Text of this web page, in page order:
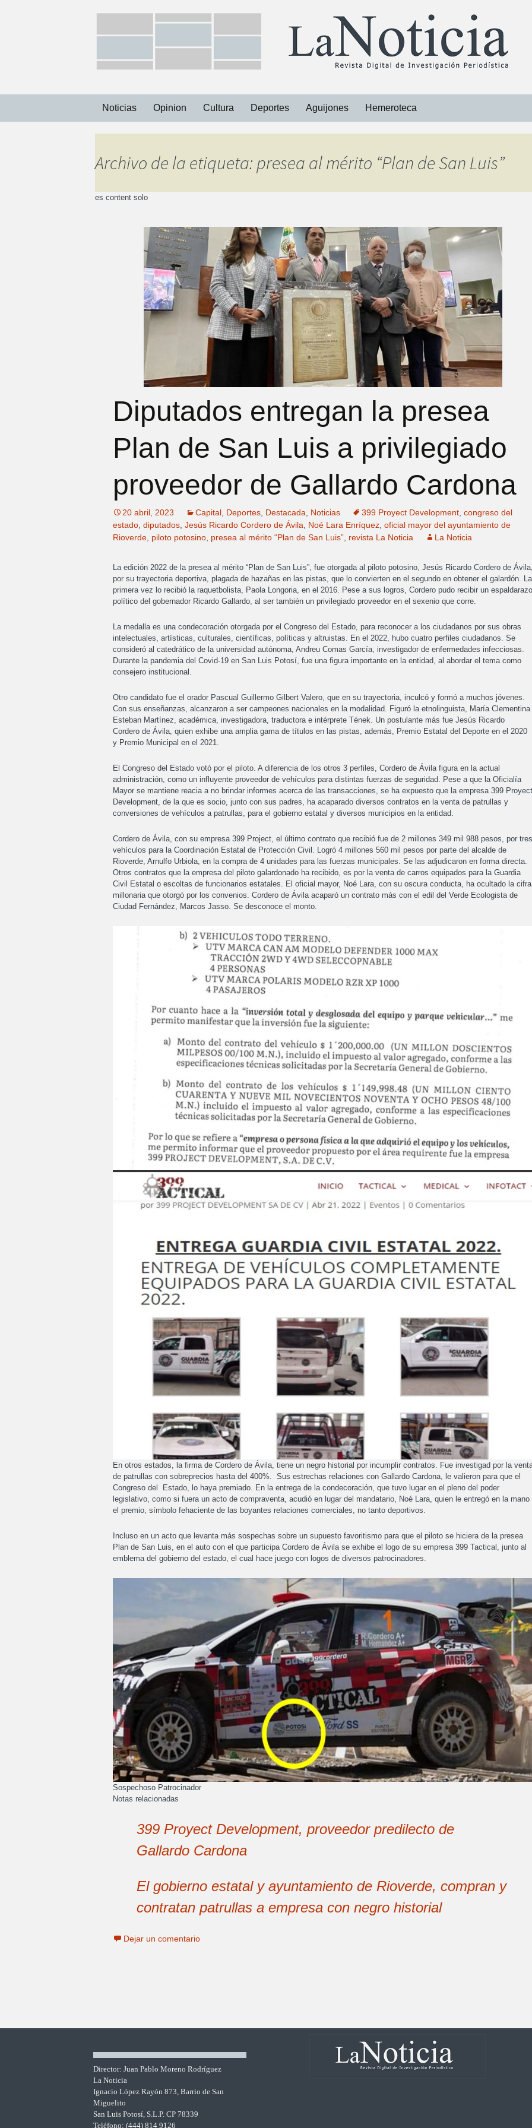
Noticias
Capital
Municipios
Opinion Cultura Deportes Aguijones Hemeroteca
Libros
Revistas
Archivo de la etiqueta: presea al mérito “Plan de San Luis”
es content solo
Diputados entregan la presea
Plan de San Luis a privilegiado
proveedor de Gallardo Cardona
20 abril, 2023 Capital Deportes Destacada Noticias 399 Proyect Development congreso del
estado diputados Jesús Ricardo Cordero de Ávila Noé Lara Enríquez oficial mayor del ayuntamiento de
Rioverde piloto potosino presea al mérito “Plan de San Luis” revista La Noticia La Noticia
La edición 2022 de la presea al mérito “Plan de San Luis”, fue otorgada al piloto potosino, Jesús Ricardo Cordero de
por su trayectoria deportiva, plagada de hazañas en las pistas, que lo convierten en el segundo en obtener el galardón. La
primera vez lo recibió la raquetbolista, Paola Longoria, en el 2016. Pese a sus logros, Cordero pudo recibir un espaldarazo
político del gobernador Ricardo Gallardo, al ser también un privilegiado proveedor en el sexenio que corre.
La medalla es una condecoración otorgada por el Congreso del Estado, para reconocer a los ciudadanos por sus obras
intelectuales, artísticas, culturales, científicas, políticas y altruistas. En el 2022, hubo cuatro perfiles ciudadanos. Se
consideró al catedrático de la universidad autónoma, Andreu Comas García, investigador de enfermedades infecciosas.
Durante la pandemia del Covid-19 en San Luis Potosí, fue una figura importante en la entidad, al abordar el tema como
consejero institucional.
Otro candidato fue el orador Pascual Guillermo Gilbert Valero, que en su trayectoria, inculcó y formó a muchos jóvenes.
Con sus enseñanzas, alcanzaron a ser campeones nacionales en la modalidad. Figuró la etnolinguista, María Clementina
Esteban Martínez, académica, investigadora, traductora e intérprete Tének. Un postulante más fue Jesús Ricardo
Cordero de Ávila, quien exhibe una amplia gama de títulos en las pistas, además, Premio Estatal del Deporte en el 2020
y Premio Municipal en el 2021.
El Congreso del Estado votó por el piloto. A diferencia de los otros 3 perfiles, Cordero de Ávila figura en la actual
administración, como un influyente proveedor de vehículos para distintas fuerzas de seguridad. Pese a que la Oficialía
Mayor se mantiene reacia a no brindar informes acerca de las transacciones, se ha expuesto que la empresa 399 Proyect
Development, de la que es socio, junto con sus padres, ha acaparado diversos contratos en la venta de patrullas y
conversiones de vehículos a patrullas, para el gobierno estatal y diversos municipios en la entidad.
Cordero de Ávila, con su empresa 399 Project, el último contrato que recibió fue de 2 millones 349 mil 988 pesos, por tres
vehículos para la Coordinación Estatal de Protección Civil. Logró 4 millones 560 mil pesos por parte del alcalde de
Rioverde, Arnulfo Urbiola, en la compra de 4 unidades para las fuerzas municipales. Se las adjudicaron en forma directa.
Otros contratos que la empresa del piloto galardonado ha recibido, es por la venta de carros equipados para la Guardia
Civil Estatal o escoltas de funcionarios estatales. El oficial mayor, Noé Lara, con su oscura conducta, ha ocultado la cifra
millonaria que otorgó por los convenios. Cordero de Ávila acaparó un contrato más con el edil del Verde Ecologista de
Ciudad Fernández, Marcos Jasso. Se desconoce el monto.
En otros estados, la firma de Cordero de Ávila, tiene un negro historial por incumplir contratos. Fue investigad por la
de patrullas con sobreprecios hasta del 400%. Sus estrechas relaciones con Gallardo Cardona, le valieron para que el
Congreso del Estado, lo haya premiado. En la entrega de la condecoración, que tuvo lugar en el pleno del poder
legislativo, como si fuera un acto de compraventa, acudió en lugar del mandatario, Noé Lara, quien le entregó en la mano
el premio, símbolo fehaciente de las boyantes relaciones comerciales, no tanto deportivos.
Incluso en un acto que levanta más sospechas sobre un supuesto favoritismo para que el piloto se hiciera de la presea
Plan de San Luis, en el auto con el que participa Cordero de Ávila se exhibe el logo de su empresa 399 Tactical, junto al
emblema del gobierno del estado, el cual hace juego con logos de diversos patrocinadores.
Sospechoso Patrocinador
Notas relacionadas
399 Proyect Development, proveedor predilecto de
Gallardo Cardona
El gobierno estatal y ayuntamiento de Rioverde, compran y
contratan patrullas a empresa con negro historial
Dejar un comentario
Director: Juan Pablo Moreno Rodríguez
La Noticia
Ignacio López Rayón 873, Barrio de San
Miguelito
San Luis Potosí, S.L.P. CP 78339
Teléfono: (444) 814 9126